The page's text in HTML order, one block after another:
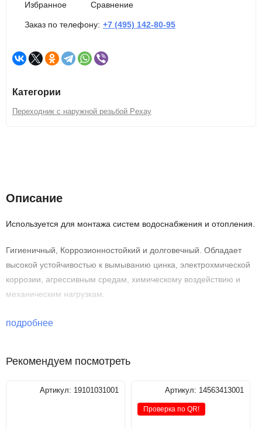
Избранное Сравнение
Заказ по телефону: +7 (495) 142-80-95
Категории
Переходник с наружной резьбой Pexay
Описание
Используется для монтажа систем водоснабжения и отопления.
Гигиеничный, Коррозионностойкий и долговечный. Обладает
высокой устойчивостью к вымыванию цинка, электрохмической
коррозии, агрессивным средам, химическому воздействию и
механическим нагрузкам.
подробнее
Рекомендуем посмотреть
Артикул: 19101031001 Артикул: 14563413001
Проверка по QR!